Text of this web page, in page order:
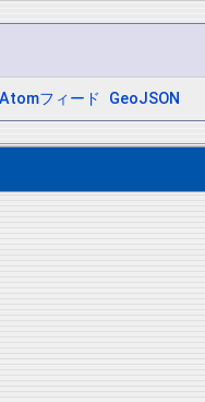
Atomフィード GeoJSON